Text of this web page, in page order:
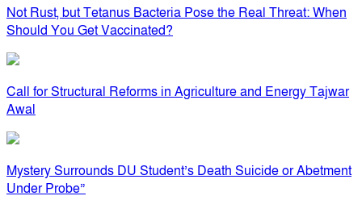
Not Rust, but Tetanus Bacteria Pose the Real Threat: When
Should You Get Vaccinated?
Call for Structural Reforms in Agriculture and Energy Tajwar
Awal
Mystery Surrounds DU Student’s Death Suicide or Abetment
Under Probe”